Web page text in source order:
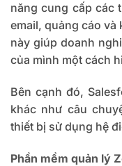
năng cung cấp các
email, quảng cáo và
này giúp doanh
của mình một cách
Bên cạnh đó,
khác như câu
thiết bị sử dụng hệ
Phần mềm quản lý